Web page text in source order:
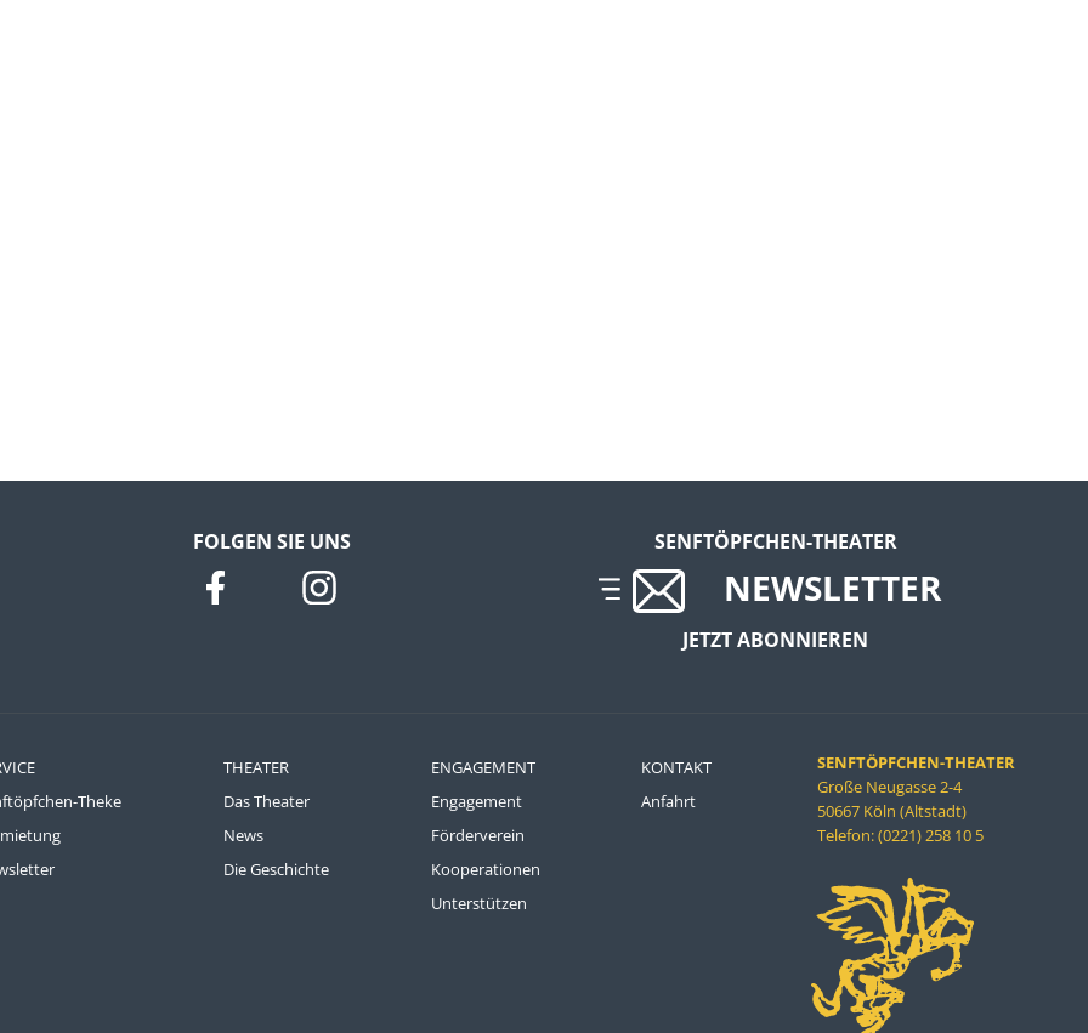
FOLGEN SIE UNS SENFTÖPFCHEN-THEATER
NEWSLETTER
JETZT ABONNIEREN
Theke
THEATER
Das Theater
News
Die Geschichte
ENGAGEMENT
Engagement
Förderverein
Kooperationen
Unterstützen
KONTAKT
Anfahrt
SENFTÖPFCHEN-THEATER
Große Neugasse 2-4
50667 Köln (Altstadt)
Telefon: (0221) 258 10 5